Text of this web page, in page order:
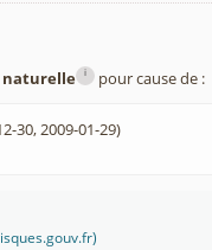
naturelle i pour cause de :
30, 2009-01-29)